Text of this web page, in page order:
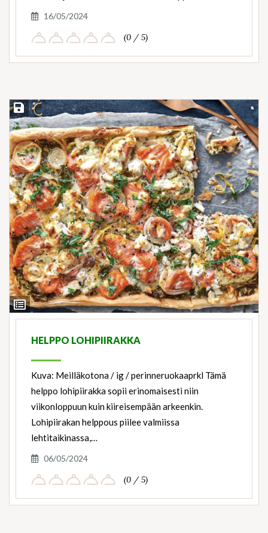
16/05/2024
(0 / 5)
View
Ingredients
Save Recipe
HELPPO LOHIPIIRAKKA
Kuva: Meilläkotona / ig / perinneruokaaprkl Tämä
helppo lohipiirakka sopii erinomaisesti niin
viikonloppuun kuin kiireisempään arkeenkin.
Lohipiirakan helppous piilee valmiissa
lehtitaikinassa,…
06/05/2024
(0 / 5)